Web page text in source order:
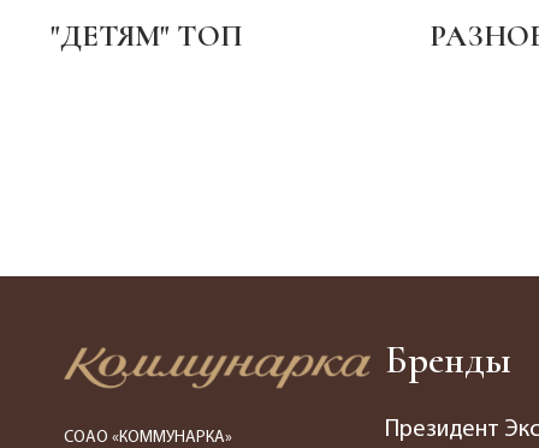
РАЗНОЕ
СОАО «КОММУНАРКА»
Бренды
Президент